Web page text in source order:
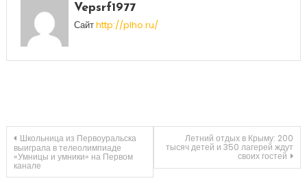
Vepsrf1977
Сайтhttp://plho.ru/
Навигация
по
Школьница из Первоуральска
выиграла в телеолимпиаде
«Умницы и умники» на Первом
канале
Летний отдых в Крыму: 200
тысяч детей и 350 лагерей ждут
своих гостей